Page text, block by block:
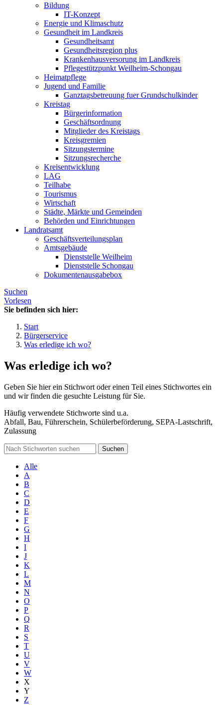
Bildung
IT-Konzept
Energie und Klimaschutz
Gesundheit im Landkreis
Gesundheitsamt
Gesundheitsregion plus
Krankenhausversorung im Landkreis
Pflegestützpunkt Weilheim-Schongau
Heimatpflege
Jugend und Familie
Ganztagsbetreuung fuer Grundschulkinder
Kreistag
Bürgerinformation
Geschäftsordnung
Mitglieder des Kreistags
Kreisgremien
Sitzungstermine
Sitzungsrecherche
Kreisentwicklung
LAG
Teilhabe
Tourismus
Wirtschaft
Städte, Märkte und Gemeinden
Behörden und Einrichtungen
Landratsamt
Geschäftsverteilungsplan
Amtsgebäude
Dienststelle Weilheim
Dienststelle Schongau
Dokumentenausgabebox
Suchen
Vorlesen
Sie befinden sich hier:
Start
Bürgerservice
Was erledige ich wo?
Was erledige ich wo?
Geben Sie hier ein Stichwort oder einen Teil eines Stichwortes ein
und wir finden die gesuchte Leistung für Sie.
Häufig verwendete Stichworte sind u.a.
Abfall, Bau, Führerschein, Schülerbeförderung, SEPA-Lastschrift,
Zulassung
Suchen
Alle
A
B
C
D
E
F
G
H
I
J
K
L
M
N
O
P
Q
R
S
T
U
V
W
X
Y
Z